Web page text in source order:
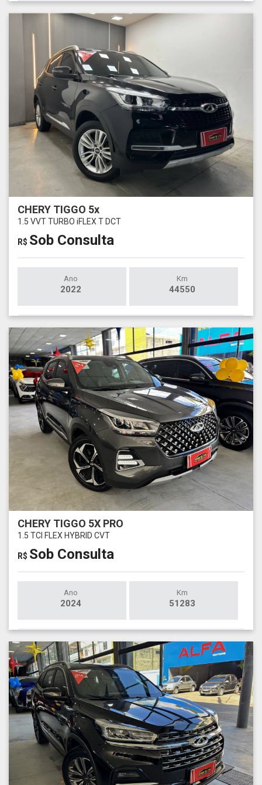
CHERY TIGGO 5x
1.5 VVT TURBO iFLEX T DCT
R$ Sob Consulta
Ano
2022
Km
44550
CHERY TIGGO 5X PRO
1.5 TCI FLEX HYBRID CVT
R$ Sob Consulta
Ano
2024
Km
51283